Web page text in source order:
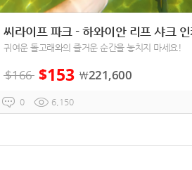
귀여운 돌고래와의 즐거운 순간을 놓치지 마세요!
$166 $153 ￦221,600
0 6,150